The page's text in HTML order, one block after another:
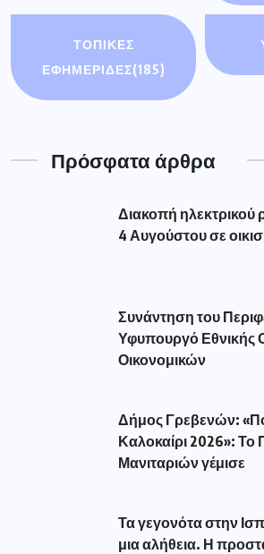
ΤΟΠΙΚΕΣ
ΕΦΗΜΕΡΙΔΕΣ(185)
Πρόσφατα άρθρα
Διακοπή ηλεκτρικού
4 Αυγούστου σε
Συνάντηση του
Υφυπουργό Εθνικής
Οικονομικών
Δήμος Γρεβενών:
Καλοκαίρι 2026»:
Μανιταριών γέμισε
Τα γεγονότα στην
μια αλήθεια. Η